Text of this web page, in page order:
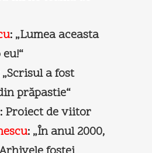
: „Lumea aceasta
„Scrisul a fost
prăpastie“
: Proiect de viitor
: „În anul 2000,